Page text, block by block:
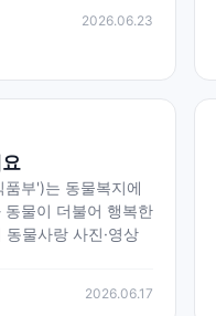
2026.06.23
부')는 동물복지에
물이 더불어 행복한
물사랑 사진·영상
2026.06.17